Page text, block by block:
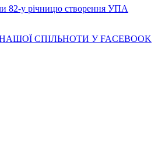
82-у річницю створення УПА